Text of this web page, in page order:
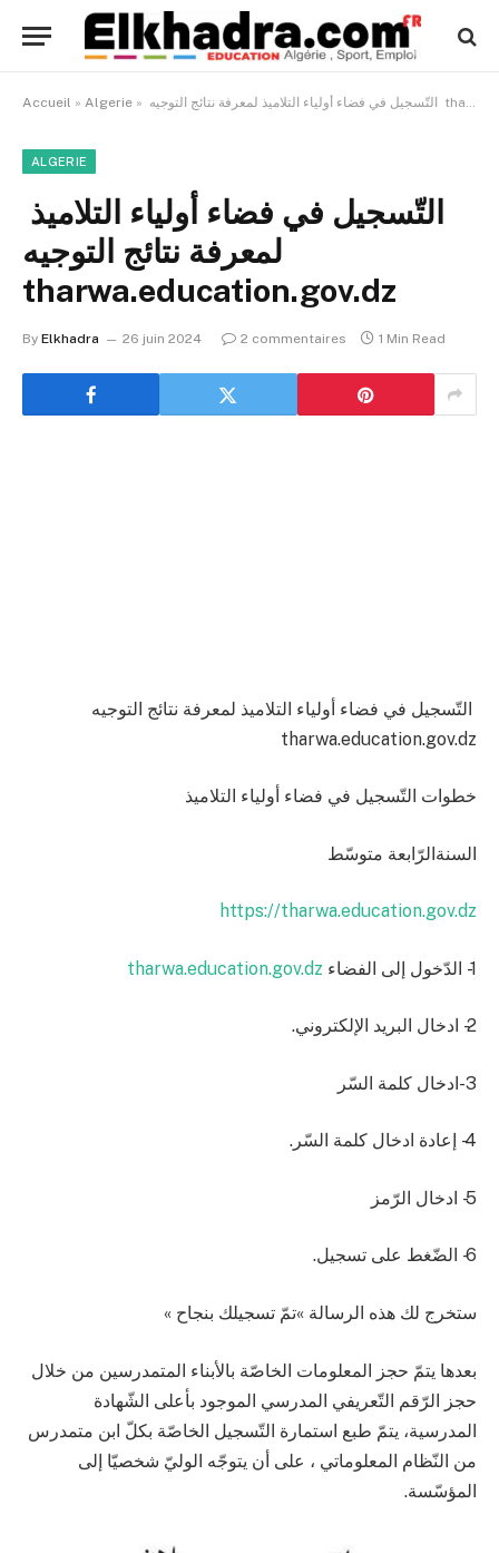
Accueil » Algerie » التّسجيل في فضاء أولياء التلاميذ لمعرفة نتائج التوجيه tharwa.education.gov.dz
ALGERIE
لمعرفة نتائج التوجيه
tharwa.education.gov.dz
By Elkhadra 26 juin 2024 2 commentaires 1 Min Read
التّسجيل في فضاء أولياء التلاميذ لمعرفة نتائج التوجيه
tharwa.education.gov.dz
خطوات التّسجيل في فضاء أولياء التلاميذ
السنةالرّابعة متوسّط
https://tharwa.education.gov.dz
1- الدّخول إلى الفضاء tharwa.education.gov.dz
2- ادخال البريد الإلكتروني.
3-ادخال كلمة السّر
4- إعادة ادخال كلمة السّر.
5- ادخال الرّمز
6- الضّغط على تسجيل.
ستخرج لك هذه الرسالة »تمّ تسجيلك بنجاح »
بعدها يتمّ حجز المعلومات الخاصّة بالأبناء المتمدرسين من خلال
حجز الرّقم التّعريفي المدرسي الموجود بأعلى الشّهادة
المدرسية، يتمّ طبع استمارة التّسجيل الخاصّة بكلّ ابن متمدرس
من النّظام المعلوماتي ، على أن يتوجّه الوليّ شخصيّا إلى
المؤسّسة.